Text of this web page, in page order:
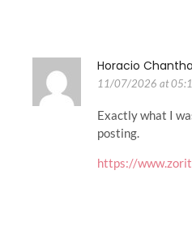
Horacio Chantha
11/07/2026 at
Exactly what I
posting.
https://